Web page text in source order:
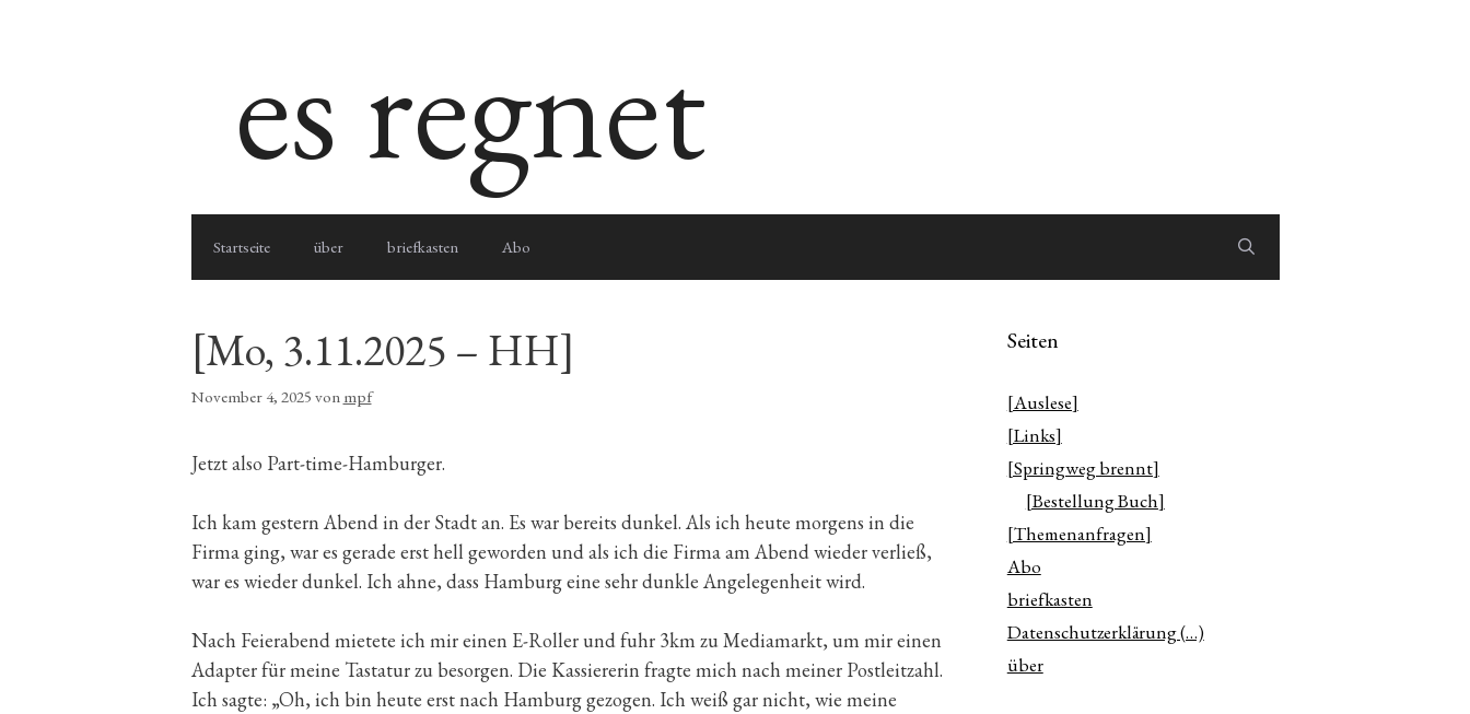
es regnet
Startseite über briefkasten Abo
[Mo, 3.11.2025 – HH]
November 4, 2025 von mpf
Jetzt also Part-time-Hamburger.
Ich kam gestern Abend in der Stadt an. Es war bereits dunkel. Als ich heute morgens in die
Firma ging, war es gerade erst hell geworden und als ich die Firma am Abend wieder verließ,
war es wieder dunkel. Ich ahne, dass Hamburg eine sehr dunkle Angelegenheit wird.
Nach Feierabend mietete ich mir einen E-Roller und fuhr 3km zu Mediamarkt, um mir einen
Adapter für meine Tastatur zu besorgen. Die Kassiererin fragte mich nach meiner Postleitzahl.
Ich sagte: „Oh, ich bin heute erst nach Hamburg gezogen. Ich weiß gar nicht, wie meine
Seiten
[Auslese]
[Links]
[Springweg brennt]
[Bestellung Buch]
[Themenanfragen]
Abo
briefkasten
Datenschutzerklärung (…)
über